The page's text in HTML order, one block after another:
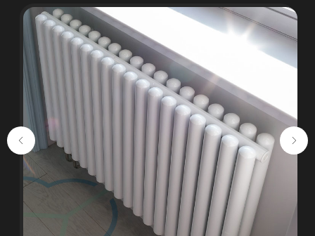
Консультация
+375 (29) 652 34 03
ООО «ТермоАльянс», РБ, 220062, г.
Минск пр-т Победителей 131, оф.68 УНП
692071529, р/с BY38 ALFA 3012 2327
5000 2027 0000, в ЗАО «Альфа-Банк»,
код ALFABY2X, 220013 г. Минск, ул.
Сурганова, 43-47